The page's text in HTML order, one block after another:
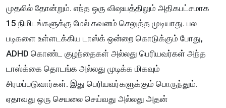
முதலில் தோன்றும். எந்த ஒரு விஷயத்திலும் அதிகபட்சமாக
15 நிமிடங்களுக்கு மேல் கவனம் செலுத்த முடியாது. பல
படிகளை உள்ளடக்கிய டாஸ்க் ஒன்றை கொடுக்கும் போது,
ADHD கொண்ட குழந்தைகள் அல்லது பெரியவர்கள் அந்த
டாஸ்க்கை தொடங்க அல்லது முடிக்க மிகவும்
சிரமப்படுவார்கள். இது பெரியவர்களுக்கும் பொருந்தும்.
ஏதாவது ஒரு செயலை செய்வது அல்லது அதன்